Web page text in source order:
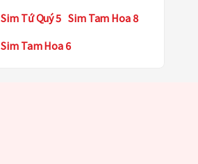
Sim Tứ Quý 5 Sim Tam Hoa 8
Sim Tam Hoa 6